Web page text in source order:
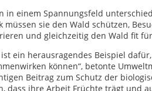
in einem Spannungsfeld
müssen sie den Wald schützen,
und gleichzeitig den Wald fit
ist ein herausragendes Beispiel
können“, betonte
Beitrag zum Schutz der
dass ihre Arbeit Früchte trägt und